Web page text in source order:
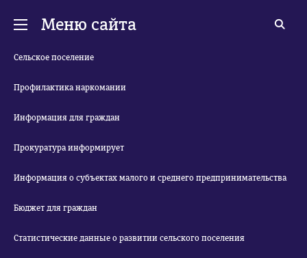
Меню сайта
Сельское поселение
Профилактика наркомании
Информация для граждан
Прокуратура информирует
Информация о субъектах малого и среднего предпринимательства
Бюджет для граждан
Статистические данные о развитии сельского поселения